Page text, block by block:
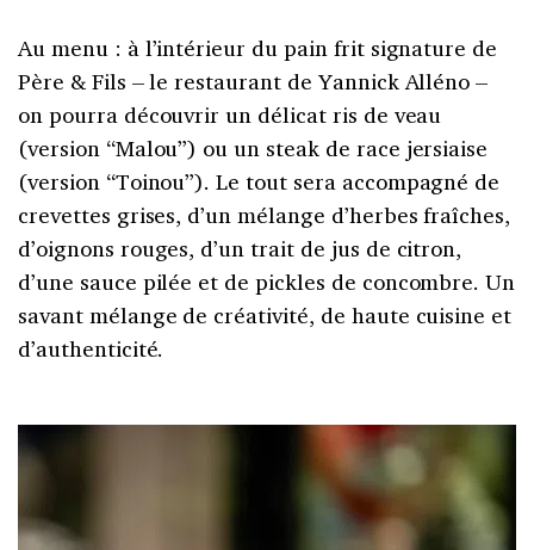
Au menu : à l’intérieur du pain frit signature de
Père & Fils – le restaurant de Yannick Alléno –
on pourra découvrir un délicat ris de veau
(version “Malou”) ou un steak de race jersiaise
(version “Toinou”). Le tout sera accompagné de
crevettes grises, d’un mélange d’herbes fraîches,
d’oignons rouges, d’un trait de jus de citron,
d’une sauce pilée et de pickles de concombre. Un
savant mélange de créativité, de haute cuisine et
d’authenticité.